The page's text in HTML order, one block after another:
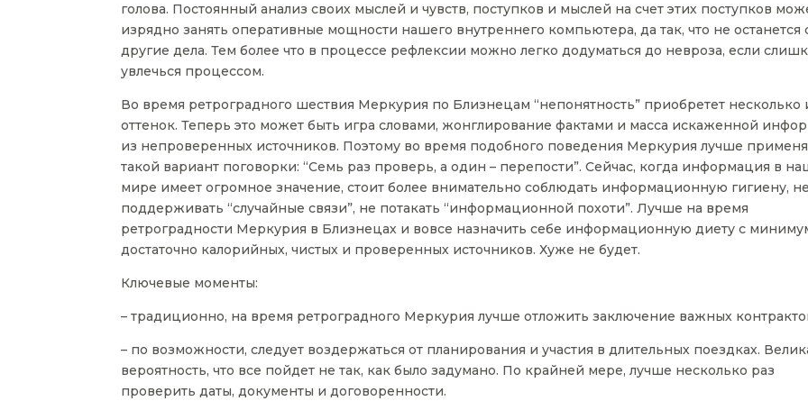
голова. Постоянный анализ своих мыслей и чувств, поступков и мыслей на счет этих поступков
изрядно занять оперативные мощности нашего внутреннего компьютера, да так, что не останется
другие дела. Тем более что в процессе рефлексии можно легко додуматься до невроза, если
увлечься процессом.
Во время ретроградного шествия Меркурия по Близнецам “непонятность” приобретет несколько
оттенок. Теперь это может быть игра словами, жонглирование фактами и масса искаженной
из непроверенных источников. Поэтому во время подобного поведения Меркурия лучше
такой вариант поговорки: “Семь раз проверь, а один – перепости”. Сейчас, когда информация в
мире имеет огромное значение, стоит более внимательно соблюдать информационную гигиену, не
поддерживать “случайные связи”, не потакать “информационной похоти”. Лучше на время
ретроградности Меркурия в Близнецах и вовсе назначить себе информационную диету с
достаточно калорийных, чистых и проверенных источников. Хуже не будет.
Ключевые моменты:
– традиционно, на время ретроградного Меркурия лучше отложить заключение важных
– по возможности, следует воздержаться от планирования и участия в длительных поездках.
вероятность, что все пойдет не так, как было задумано. По крайней мере, лучше несколько раз
проверить даты, документы и договоренности.